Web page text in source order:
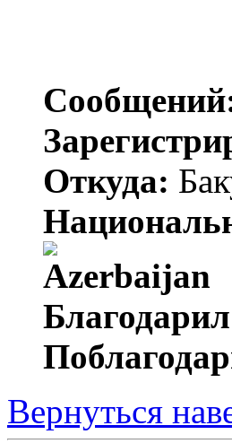
Откуда:
Вернуться